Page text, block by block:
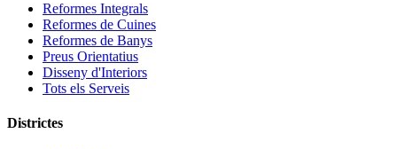
Reformes Integrals
Reformes de Cuines
Reformes de Banys
Preus Orientatius
Disseny d'Interiors
Tots els Serveis
Districtes